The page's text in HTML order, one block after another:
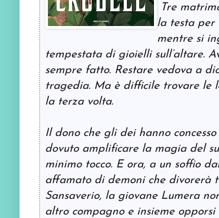
Tre
la testa per
mentre si
tempestata di gioielli sull’altare.
sempre fatto. Restare vedova a
tragedia. Ma è difficile trovare le
la terza volta.
Il dono che gli dei hanno
dovuto amplificare la magia del
minimo tocco. E ora, a un soffio
affamato di demoni che divorerà
Sansaverio, la giovane Lumera
altro compagno e insieme